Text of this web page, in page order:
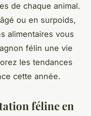
de chaque animal.
ou en surpoids,
alimentaires vous
félin une vie
les tendances
cette année.
féline en